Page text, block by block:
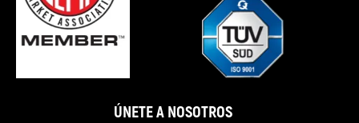
ÚNETE A NOSOTROS